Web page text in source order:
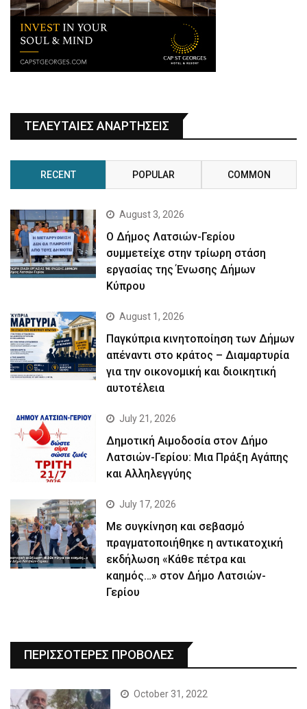
ΤΕΛΕΥΤΑΙΕΣ ΑΝΑΡΤΗΣΕΙΣ
RECENT POPULAR COMMON
August 3, 2026
Ο Δήμος Λατσιών-Γερίου
συμμετείχε στην τρίωρη στάση
εργασίας της Ένωσης Δήμων
Κύπρου
August 1, 2026
Παγκύπρια κινητοποίηση των Δήμων
απέναντι στο κράτος – Διαμαρτυρία
για την οικονομική και διοικητική
αυτοτέλεια
July 21, 2026
Δημοτική Αιμοδοσία στον Δήμο
Λατσιών-Γερίου: Μια Πράξη Αγάπης
και Αλληλεγγύης
July 17, 2026
Με συγκίνηση και σεβασμό
πραγματοποιήθηκε η αντικατοχική
εκδήλωση «Κάθε πέτρα και
καημός…» στον Δήμο Λατσιών-
Γερίου
ΠΕΡΙΣΣΟΤΕΡΕΣ ΠΡΟΒΟΛΕΣ
October 31, 2022